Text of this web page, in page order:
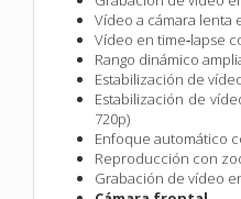
Vídeo a cámara lenta
Vídeo en time‑lapse
Rango dinámico
Estabilización de
Estabilización de
720p)
Enfoque automático
Reproducción con
Grabación de vídeo